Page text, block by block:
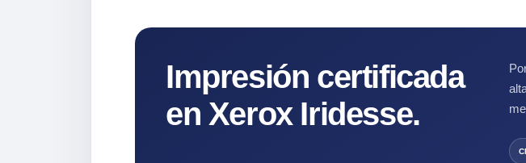
Impresión certificada
en Xerox Iridesse.